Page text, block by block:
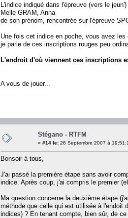
L'indice indiqué dans l'épreuve (vers le
Melle GRAM, Anna
de son prénom, rencontrée sur l'épreuve
Une fois cet indice en poche, vous avez
je parle de ces inscriptions rouges peu
L'endroit d'où viennent ces inscriptions
A vous de jouer...
Stégano - RTFM
« #14 le: 26 Septembre 2007 à
Bonsoir à tous,
J'ai passé la première étape sans avoir
indice. Après coup, j'ai compris le premier
Ma question concerne la deuxième étape
méthode que celle qui est utilisée à l'endoit
indices) ? En tenant compte, bien sûr, de